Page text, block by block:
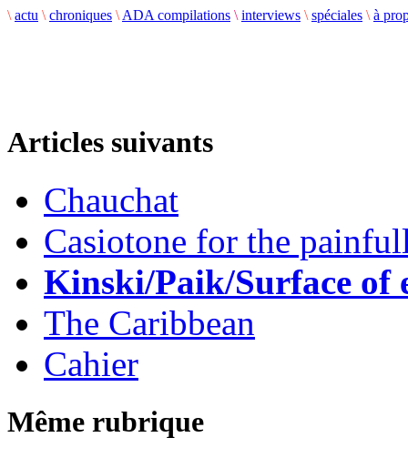
\ actu \ chroniques \ ADA compilations \ interviews \ spéciales \ à
Articles suivants
Chauchat
Casiotone for the
Kinski/Paik/Surface of
The Caribbean
Cahier
Même rubrique